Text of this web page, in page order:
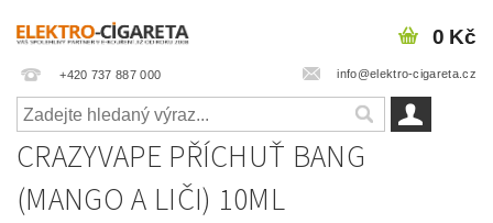
+420 737 887 000 info@elektro-cigareta.cz
0 Kč
CRAZYVAPE PŘÍCHUŤ BANG
(MANGO A LIČI) 10ML